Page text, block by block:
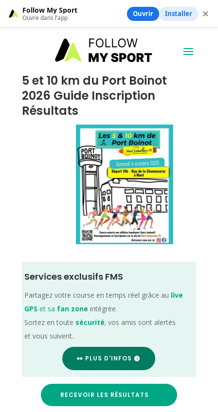
5 et 10 km du Port Boinot
2026 Guide Inscription
Résultats
Services exclusifs FMS
Partagez votre course en temps réel grâce au live
GPS et sa fan zone intégrée.
Sortez en toute sécurité; vos amis sont alertés
et vous suivent.
👀 PLUS D'INFOS
RECEVOIR LES RÉSULTATS
Follow My Sport
Ouvre dans l’app Ouvrir Installer ✕